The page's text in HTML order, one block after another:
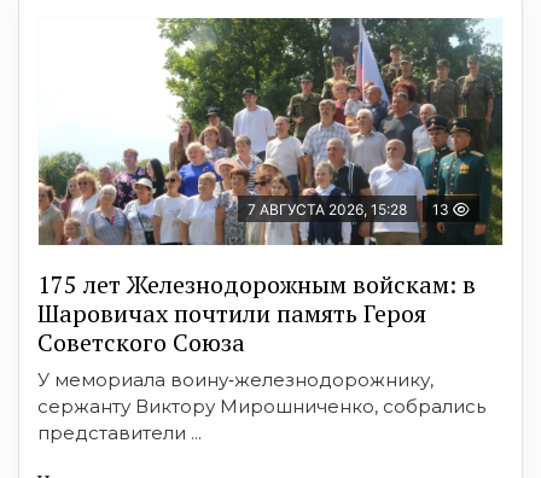
7 АВГУСТА 2026, 15:28 13
175 лет Железнодорожным войскам: в
Шаровичах почтили память Героя
Советского Союза
У мемориала воину‑железнодорожнику,
сержанту Виктору Мирошниченко, собрались
представители ...